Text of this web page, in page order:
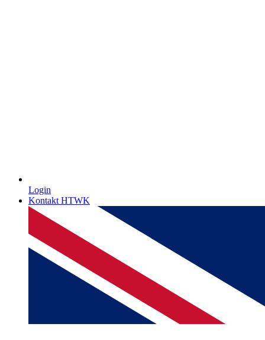
Login
Kontakt HTWK